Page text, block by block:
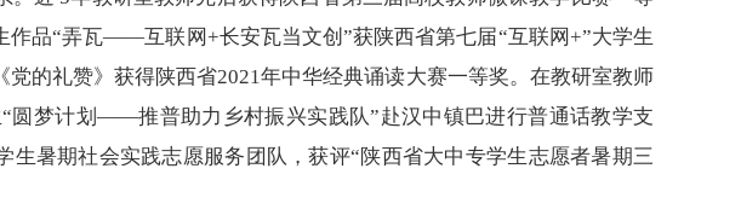
作品“弄瓦——互联网+长安瓦当文创”获陕西省第七届“互联网+”大学生
党的礼赞》获得陕西省2021年中华经典诵读大赛一等奖。在教研室教师
“圆梦计划——推普助力乡村振兴实践队”赴汉中镇巴进行普通话教学支
生暑期社会实践志愿服务团队，获评“陕西省大中专学生志愿者暑期三